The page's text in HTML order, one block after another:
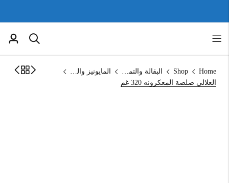
Home
Shop البقالة والتموين
المايونيز والكاتشب
العلالي صلصة المعكرونه 320 غم